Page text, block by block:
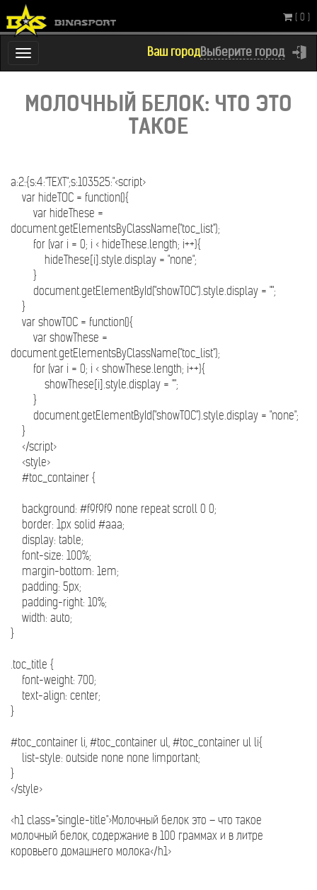
Ваш городВыберите город
( 0 )
Переключатель
навигации
a:2:{s:4:"TEXT";s:103525:"<script>
var hideTOC = function(){
var hideThese =
document.getElementsByClassName("toc_list");
for (var i = 0; i < hideThese.length; i++){
hideThese[i].style.display = "none";
}
document.getElementById("showTOC").style.display = "";
}
var showTOC = function(){
var showThese =
document.getElementsByClassName("toc_list");
for (var i = 0; i < showThese.length; i++){
showThese[i].style.display = "";
}
document.getElementById("showTOC").style.display = "none";
}
</script>
<style>
#toc_container {
background: #f9f9f9 none repeat scroll 0 0;
border: 1px solid #aaa;
display: table;
font-size: 100%;
margin-bottom: 1em;
padding: 5px;
padding-right: 10%;
width: auto;
}
.toc_title {
font-weight: 700;
text-align: center;
}
#toc_container li, #toc_container ul, #toc_container ul li{
list-style: outside none none !important;
}
</style>
<h1 class="single-title">Молочный белок это – что такое
молочный белок, содержание в 100 граммах и в литре
коровьего домашнего молока</h1>